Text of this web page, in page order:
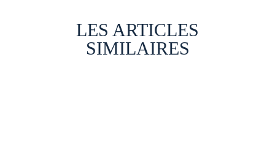
LES ARTICLES
SIMILAIRES